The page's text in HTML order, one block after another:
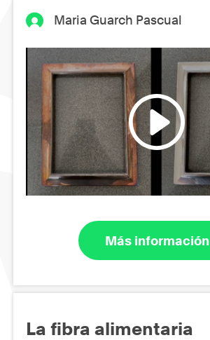
Maria Guarch Pascual
Más información
La fibra alimentaria